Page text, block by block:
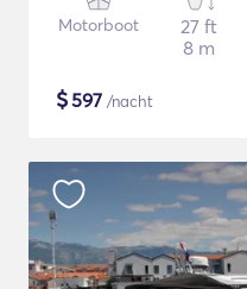
Motorboot
27 ft
8 m
$597 /nacht